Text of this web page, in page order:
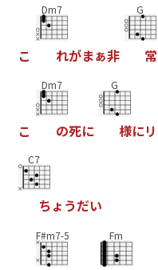
こ
Dm7
れがまぁ非
G
常
こ
Dm7
の死に
G
様にリ
C7
ちょ うだい
F#m7-5 Fm